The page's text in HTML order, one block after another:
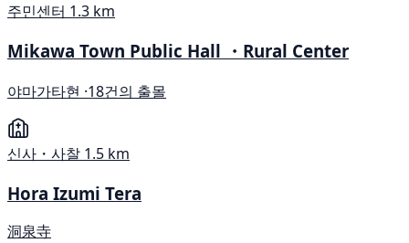
주민센터 1.3 km
Mikawa Town Public Hall ・Rural Center
야마가타현 ·18건의 출몰
신사・사찰 1.5 km
Hora Izumi Tera
洞泉寺